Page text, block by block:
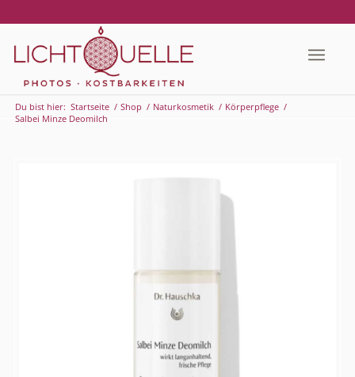
Du bist hier: Startseite / Shop / Naturkosmetik / Körperpflege /
Salbei Minze Deomilch